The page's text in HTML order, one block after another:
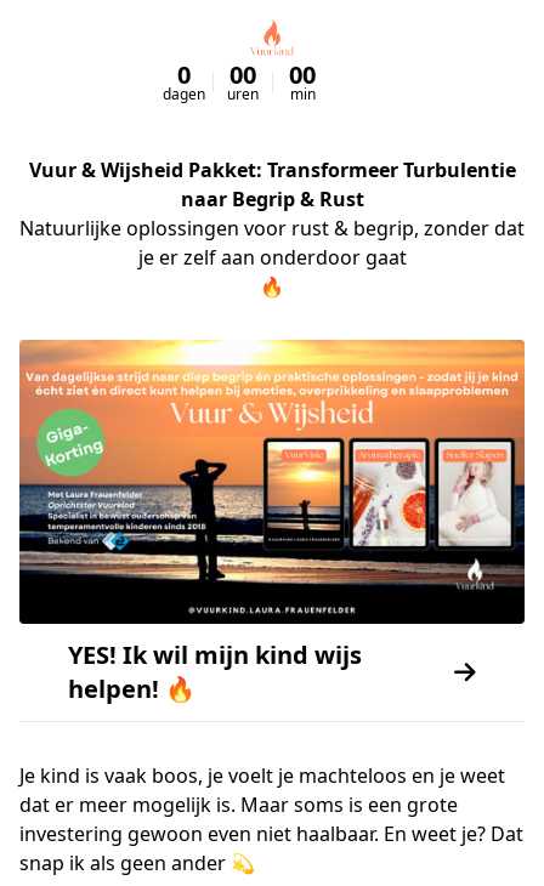
0
dagen
00
uren
00
min
Vuur & Wijsheid Pakket: Transformeer Turbulentie
naar Begrip & Rust
Natuurlijke oplossingen voor rust & begrip, zonder dat
je er zelf aan onderdoor gaat
🔥
YES! Ik wil mijn kind wijs
helpen! 🔥
Je kind is vaak boos, je voelt je machteloos en je weet
dat er meer mogelijk is. Maar soms is een grote
investering gewoon even niet haalbaar. En weet je? Dat
snap ik als geen ander 💫